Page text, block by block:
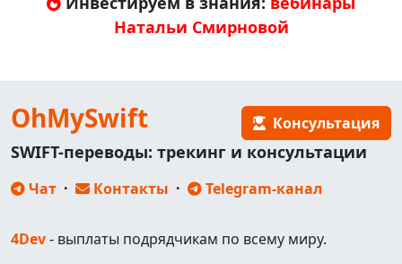
Натальи Смирновой
OhMySwift Консультация
SWIFT-переводы: трекинг и консультации
Чат · Контакты · Telegram-канал
4Dev- выплаты подрядчикам по всему миру.